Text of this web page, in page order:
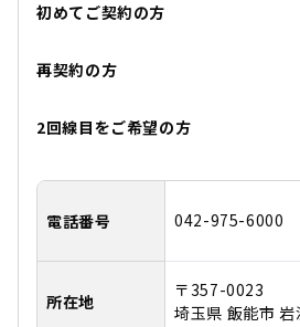
初めてご契約の方
再契約の方
2回線目をご希望の方
電話番号 042-975-6000
所在地
〒357-0023
埼玉県 飯能市